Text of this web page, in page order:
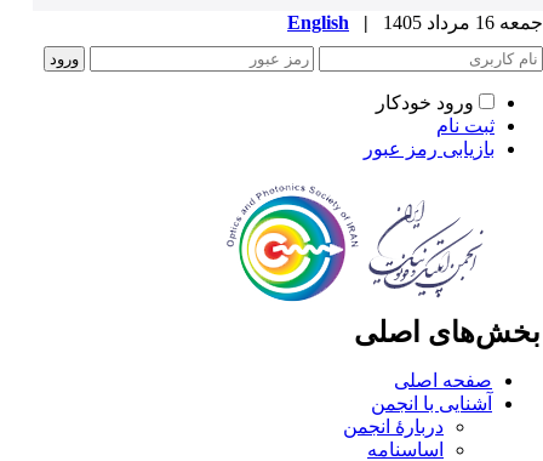
مرداد 1405 |
English
ورود خودکار
ثبت نام
بازیابی رمز عبور
اصلی
صفحه اصلی
آشنایی با انجمن
دربارۀ انجمن
اساسنامه